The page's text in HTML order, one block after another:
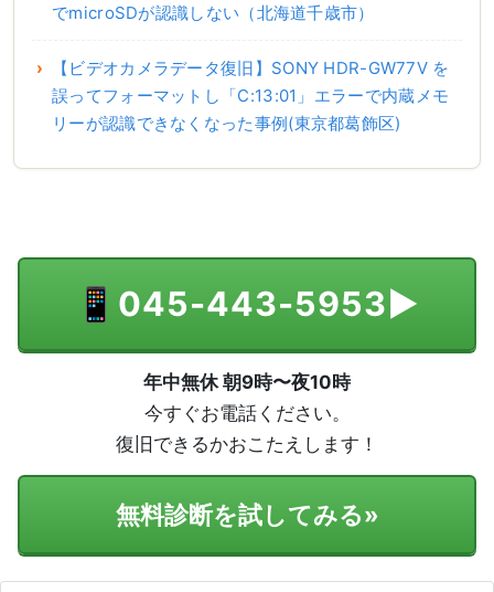
でmicroSDが認識しない（北海道千歳市）
【ビデオカメラデータ復旧】SONY HDR-GW77V を
誤ってフォーマットし「C:13:01」エラーで内蔵メモ
リーが認識できなくなった事例(東京都葛飾区)
📱 045-443-5953▶
年中無休 朝9時〜夜10時
今すぐお電話ください。
復旧できるかおこたえします！
無料診断を試してみる»